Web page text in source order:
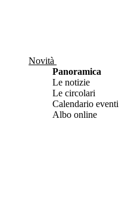
Novità
Panoramica
Le notizie
Le circolari
Calendario eventi
Albo online